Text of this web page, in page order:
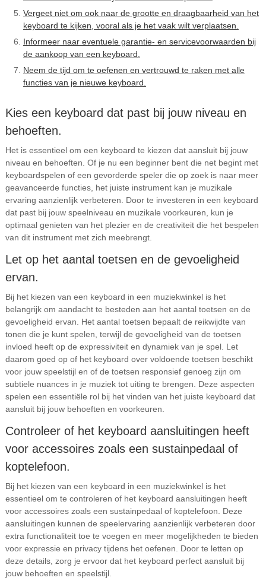
Vergeet niet om ook naar de grootte en draagbaarheid van het
keyboard te kijken, vooral als je het vaak wilt verplaatsen.
Informeer naar eventuele garantie- en servicevoorwaarden bij
de aankoop van een keyboard.
Neem de tijd om te oefenen en vertrouwd te raken met alle
functies van je nieuwe keyboard.
Kies een keyboard dat past bij jouw niveau en
behoeften.
Het is essentieel om een keyboard te kiezen dat aansluit bij jouw
niveau en behoeften. Of je nu een beginner bent die net begint met
keyboardspelen of een gevorderde speler die op zoek is naar meer
geavanceerde functies, het juiste instrument kan je muzikale
ervaring aanzienlijk verbeteren. Door te investeren in een keyboard
dat past bij jouw speelniveau en muzikale voorkeuren, kun je
optimaal genieten van het plezier en de creativiteit die het bespelen
van dit instrument met zich meebrengt.
Let op het aantal toetsen en de gevoeligheid
ervan.
Bij het kiezen van een keyboard in een muziekwinkel is het
belangrijk om aandacht te besteden aan het aantal toetsen en de
gevoeligheid ervan. Het aantal toetsen bepaalt de reikwijdte van
tonen die je kunt spelen, terwijl de gevoeligheid van de toetsen
invloed heeft op de expressiviteit en dynamiek van je spel. Let
daarom goed op of het keyboard over voldoende toetsen beschikt
voor jouw speelstijl en of de toetsen responsief genoeg zijn om
subtiele nuances in je muziek tot uiting te brengen. Deze aspecten
spelen een essentiële rol bij het vinden van het juiste keyboard dat
aansluit bij jouw behoeften en voorkeuren.
Controleer of het keyboard aansluitingen heeft
voor accessoires zoals een sustainpedaal of
koptelefoon.
Bij het kiezen van een keyboard in een muziekwinkel is het
essentieel om te controleren of het keyboard aansluitingen heeft
voor accessoires zoals een sustainpedaal of koptelefoon. Deze
aansluitingen kunnen de speelervaring aanzienlijk verbeteren door
extra functionaliteit toe te voegen en meer mogelijkheden te bieden
voor expressie en privacy tijdens het oefenen. Door te letten op
deze details, zorg je ervoor dat het keyboard perfect aansluit bij
jouw behoeften en speelstijl.